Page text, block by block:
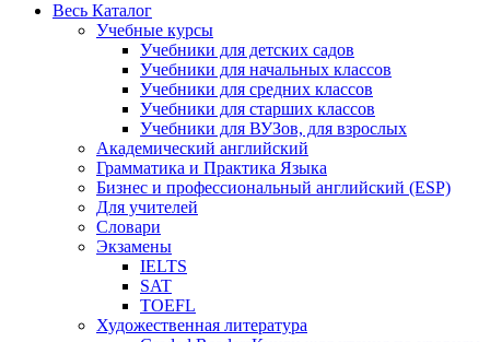
Весь Каталог
Учебные курсы
Учебники для детских садов
Учебники для начальных классов
Учебники для средних классов
Учебники для старших классов
Учебники для ВУЗов, для взрослых
Академический английский
Грамматика и Практика Языка
Бизнес и профессиональный английский (ESP)
Для учителей
Словари
Экзамены
IELTS
SAT
TOEFL
Художественная литература